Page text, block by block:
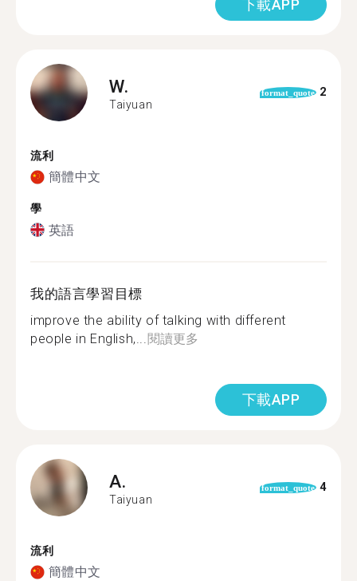
下載APP
W.
Taiyuan
format_quote 2
流利
簡體中文
學
英語
我的語言學習目標
improve the ability of talking with different
people in English,... 閱讀更多
下載APP
A.
Taiyuan
format_quote 4
流利
簡體中文